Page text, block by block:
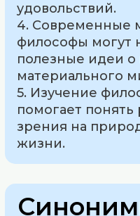
удовольствий.
4. Современные
философы могут
полезные идеи о
материального
5. Изучение
помогает понять
зрения на
жизни.